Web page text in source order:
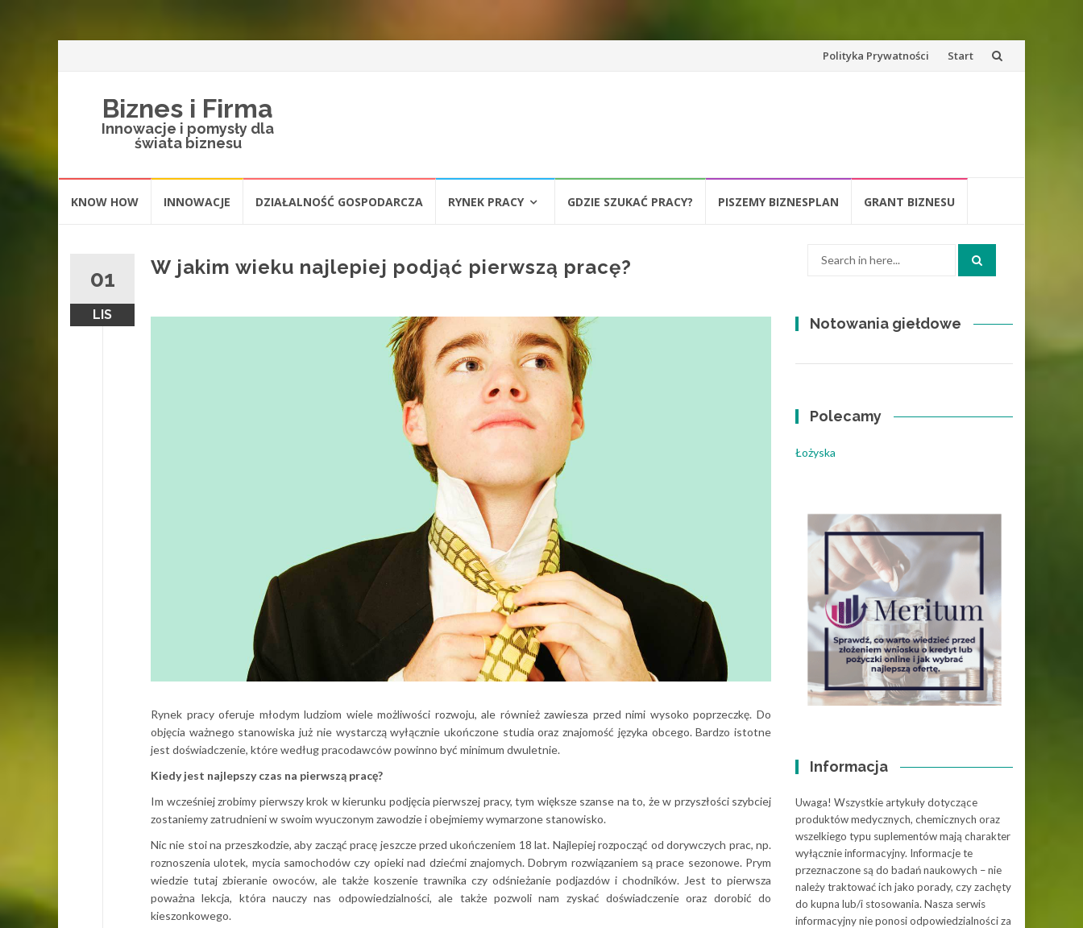
Skip
Polityka Prywatności Start
Biznes i Firma
Innowacje i pomysły dla
świata biznesu
KNOW HOW INNOWACJE DZIAŁALNOŚĆ GOSPODARCZA RYNEK PRACY GDZIE SZUKAĆ PRACY? PISZEMY BIZNESPLAN GRANT BIZNESU
01
LIS
W jakim wieku najlepiej podjąć pierwszą pracę?
Rynek pracy oferuje młodym ludziom wiele możliwości rozwoju, ale również zawiesza przed nimi wysoko poprzeczkę. Do
objęcia ważnego stanowiska już nie wystarczą wyłącznie ukończone studia oraz znajomość języka obcego. Bardzo istotne
jest doświadczenie, które według pracodawców powinno być minimum dwuletnie.
Kiedy jest najlepszy czas na pierwszą pracę?
Im wcześniej zrobimy pierwszy krok w kierunku podjęcia pierwszej pracy, tym większe szanse na to, że w przyszłości szybciej
zostaniemy zatrudnieni w swoim wyuczonym zawodzie i obejmiemy wymarzone stanowisko.
Nic nie stoi na przeszkodzie, aby zacząć pracę jeszcze przed ukończeniem 18 lat. Najlepiej rozpocząć od dorywczych prac, np.
roznoszenia ulotek, mycia samochodów czy opieki nad dziećmi znajomych. Dobrym rozwiązaniem są prace sezonowe. Prym
wiedzie tutaj zbieranie owoców, ale także koszenie trawnika czy odśnieżanie podjazdów i chodników. Jest to pierwsza
poważna lekcja, która nauczy nas odpowiedzialności, ale także pozwoli nam zyskać doświadczenie oraz dorobić do
kieszonkowego.
Notowania giełdowe
Polecamy
Łożyska
Informacja
Uwaga! Wszystkie artykuły dotyczące
produktów medycznych, chemicznych oraz
wszelkiego typu suplementów mają charakter
wyłącznie informacyjny. Informacje te
przeznaczone są do badań naukowych – nie
należy traktować ich jako porady, czy zachęty
do kupna lub/i stosowania. Nasza serwis
informacyjny nie ponosi odpowiedzialności za